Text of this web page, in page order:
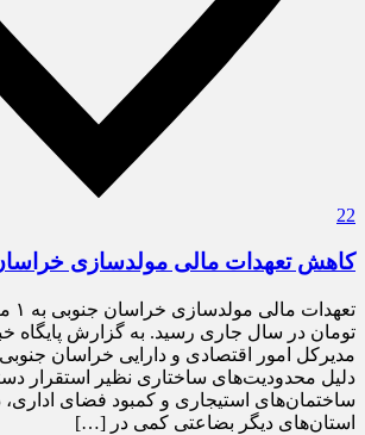
22
کاهش تعهدات مالی مولدسازی
تومان در سال جاری رسید. به گزارش پایگاه
مدیرکل امور اقتصادی و دارایی خراسان
دلیل محدودیت‌های ساختاری نظیر استقرار
ساختمان‌های استیجاری و کمبود فضای اداری،
استان‌های دیگر بضاعتی کمی در […]